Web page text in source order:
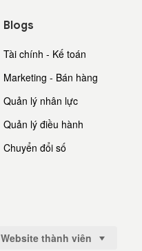
Blogs
Tài chính - Kế toán
Marketing - Bán hàng
Quản lý nhân lực
Quản lý điều hành
Chuyển đổi số
Website thành viên